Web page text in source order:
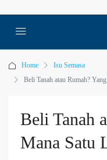
Home
Isu Semasa
Beli Tanah atau Rumah?
Beli Tanah
Mana Satu